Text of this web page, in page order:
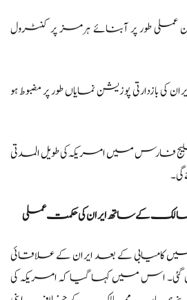
عملی طور پر آبنائے ہرمز پر کنٹرول
کی بازدارتی پوزیشن نمایاں طور پر مضبوط ہو
فارس میں امریکہ کی طویل المدتی
گی۔
کے ساتھ ایران کی حکمت عملی
کے بعد ایران کے علاقائی
گئی۔ اس میں کہا گیا کہ امریکہ کی